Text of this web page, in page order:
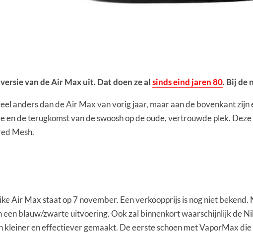
van de Air Max uit. Dat doen ze alsinds eind jaren 80. Bij de
anders dan de Air Max van vorig jaar, maar aan de bovenkant
de terugkomst van de swoosh op de oude, vertrouwde plek.
Mesh.
Air Max staat op 7 november. Een verkoopprijs is nog niet
een blauw/zwarte uitvoering. Ook zal binnenkort waarschijnlijk de
kleiner en effectiever gemaakt. De eerste schoen met VaporMax